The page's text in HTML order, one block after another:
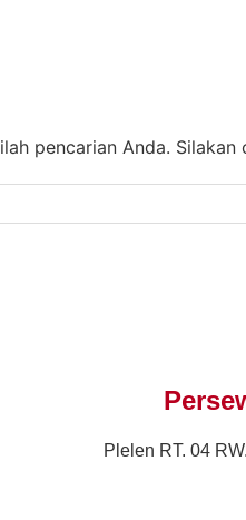
pencarian Anda.
Plelen RT. 04